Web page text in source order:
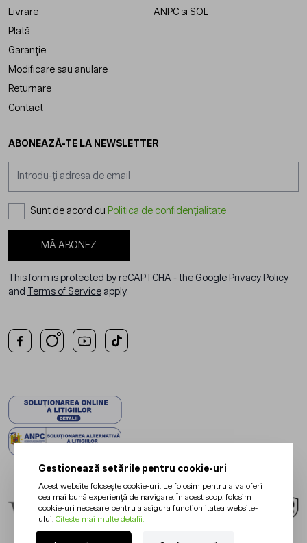
Livrare
Plată
Garanție
Modificare sau anulare
Returnare
Contact
ANPC si SOL
ABONEAZĂ-TE LA NEWSLETTER
Sunt de acord cu Politica de confidențialitate
MĂ ABONEZ
This form is protected by reCAPTCHA - the Google Privacy Policy
and
Terms of Service apply.
Gestionează setările pentru cookie-uri
Acest website folosește cookie-uri. Le folosim pentru a va oferi
cea mai bună experiență de navigare. În acest scop, folosim
cookie-uri necesare pentru a asigura functionlitatea website-
ului. Citeste mai multe detalii.